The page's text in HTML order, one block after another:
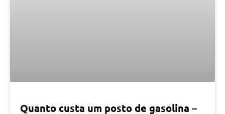
Quanto custa um posto de gasolina –